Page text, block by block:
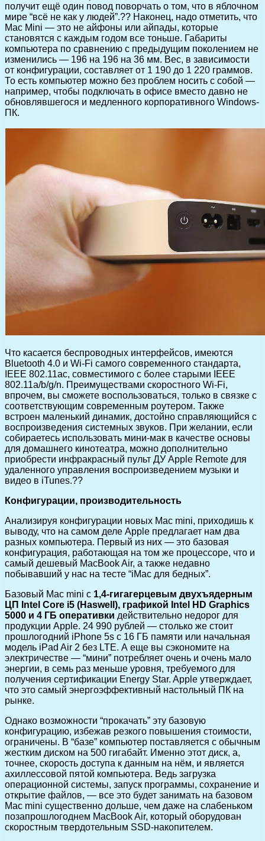
получит ещё один повод поворчать о том, что в яблочном
мире “всё не как у людей”.?? Наконец, надо отметить, что
Mac Mini — это не айфоны или айпады, которые
становятся с каждым годом все тоньше. Габариты
компьютера по сравнению с предыдущим поколением не
изменились — 196 на 196 на 36 мм. Вес, в зависимости
от конфигурации, составляет от 1 190 до 1 220 граммов.
То есть компьютер можно без проблем носить с собой —
например, чтобы подключать в офисе вместо давно не
обновлявшегося и медленного корпоративного Windows-
ПК.
Что касается беспроводных интерфейсов, имеются
Bluetooth 4.0 и Wi-Fi самого современного стандарта,
IEEE 802.11ac, совместимого с более старыми IEEE
802.11a/b/g/n. Преимуществами скоростного Wi-Fi,
впрочем, вы сможете воспользоваться, только в связке с
соответствующим современным роутером. Также
встроен маленький динамик, достойно справляющийся с
воспроизведения системных звуков. При желании, если
собираетесь использовать мини-мак в качестве основы
для домашнего кинотеатра, можно дополнительно
приобрести инфракрасный пульт ДУ Apple Remote для
удаленного управления воспроизведением музыки и
видео в iTunes.??
Конфигурации, производительность
Анализируя конфигурации новых Mac mini, приходишь к
выводу, что на самом деле Apple предлагает нам два
разных компьютера. Первый из них — это базовая
конфигурация, работающая на том же процессоре, что и
самый дешевый MacBook Air, а также недавно
побывавший у нас на тесте “iMac для бедных”.
Базовый Mac mini с 1,4-гигагерцевым двухъядерным
ЦП Intel Core i5 (Haswell), графикой Intel HD Graphics
5000 и 4 ГБ оперативки действительно недорог для
продукции Apple. 24 990 рублей — столько же стоит
прошлогодний iPhone 5s с 16 ГБ памяти или начальная
модель iPad Air 2 без LTE. А еще вы сэкономите на
электричестве — “мини” потребляет очень и очень мало
энергии, в семь раз меньше уровня, требуемого для
получения сертификации Energy Star. Apple утверждает,
что это самый энергоэффективный настольный ПК на
рынке.
Однако возможности “прокачать” эту базовую
конфигурацию, избежав резкого повышения стоимости,
ограничены. В “базе” компьютер поставляется с обычным
жестким диском на 500 гигабайт. Именно этот диск, а,
точнее, скорость доступа к данным на нём, и является
ахиллессовой пятой компьютера. Ведь загрузка
операционной системы, запуск программы, сохранение и
открытие файлов, — все это будет занимать на базовом
Mac mini существенно дольше, чем даже на слабеньком
позапрошлогоднем MacBook Air, который оборудован
скоростным твердотельным SSD-накопителем.